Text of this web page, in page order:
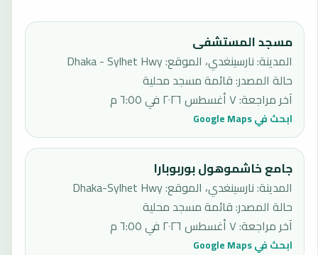
مسجد المستشفى
المدينة: نارسينغدي، الموقع: Dhaka - Sylhet Hwy
حالة المصدر:قائمة مسجد محلية
آخر مراجعة:٧ أغسطس ٢٠٢٦ في ٦:٥٥ م
ابحث في Google Maps
جامع خاشموهول بوربوبارا
المدينة: نارسينغدي، الموقع: Dhaka-Sylhet Hwy
حالة المصدر:قائمة مسجد محلية
آخر مراجعة:٧ أغسطس ٢٠٢٦ في ٦:٥٥ م
ابحث في Google Maps